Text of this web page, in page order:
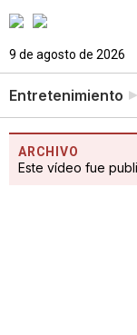
9 de agosto de 2026
Entretenimiento
ARCHIVO
Este vídeo fue